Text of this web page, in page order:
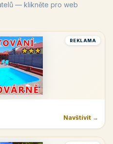
— klikněte pro web
REKLAMA
Navštívit →